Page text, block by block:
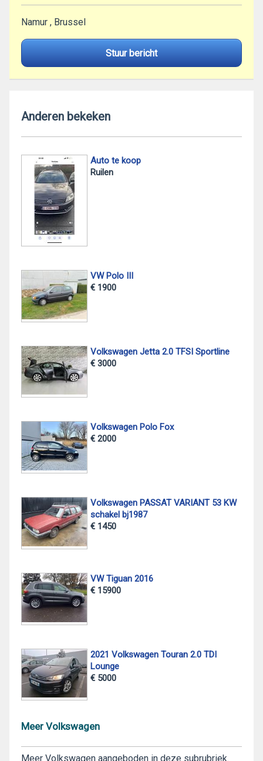
Namur , Brussel
Stuur bericht
Anderen bekeken
Auto te koop
Ruilen
VW Polo III
€ 1900
Volkswagen Jetta 2.0 TFSI Sportline
€ 3000
Volkswagen Polo Fox
€ 2000
Volkswagen PASSAT VARIANT 53 KW
schakel bj1987
€ 1450
VW Tiguan 2016
€ 15900
2021 Volkswagen Touran 2.0 TDI
Lounge
€ 5000
Meer Volkswagen
Meer Volkswagen aangeboden in deze subrubriek.